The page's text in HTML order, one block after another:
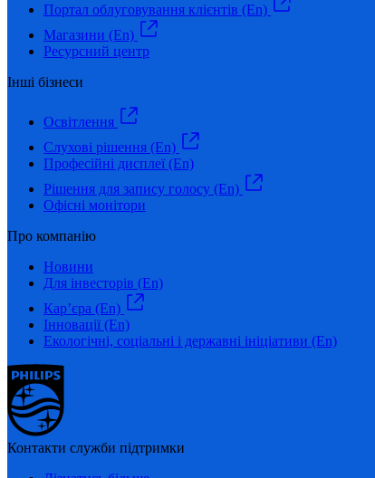
Портал облуговування клієнтів (En)
Магазини (En)
Ресурсний центр
Інші бізнеси
Освітлення
Слухові рішення (En)
Професійні дисплеї (En)
Рішення для запису голосу (En)
Офісні монітори
Про компанію
Новини
Для інвесторів (En)
Кар’єра (En)
Інновації (En)
Екологічні, соціальні і державні ініціативи (En)
Контакти служби підтримки